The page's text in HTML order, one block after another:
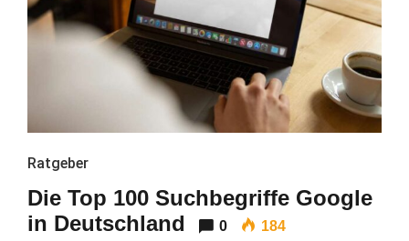
Ratgeber
Die Top 100 Suchbegriffe Google
in Deutschland
0 184